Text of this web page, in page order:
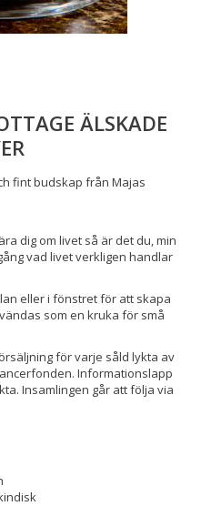
ÄLSKADE
fint budskap från Majas
dig om livet så är det du, min
vad livet verkligen handlar
eller i fönstret för att skapa
som en kruka för små
för varje såld lykta av
Informationslapp
Insamlingen går att följa via